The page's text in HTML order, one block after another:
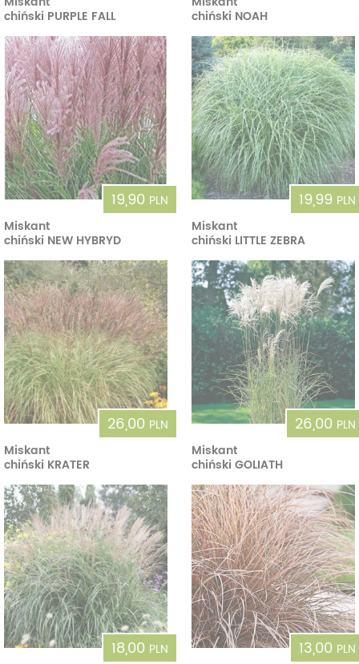
chiński PURPLE FALL chiński NOAH
19,90 PLN
Miskant
chiński NEW HYBRYD
19,99 PLN
Miskant
chiński LITTLE ZEBRA
26,00 PLN
Miskant
chiński KRATER
26,00 PLN
Miskant
chiński GOLIATH
18,00 PLN
13,00 PLN